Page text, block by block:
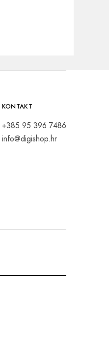
KONTAKT
+385 95 396 7486
info@digishop.hr